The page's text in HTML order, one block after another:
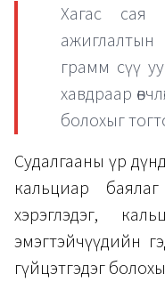
Хагас сая
грамм сүү
хавдраар
болохыг
Судалгааны үр
кальциар
хэрэглэдэг,
эмэгтэйчүүдийн
гүйцэтгэдэг